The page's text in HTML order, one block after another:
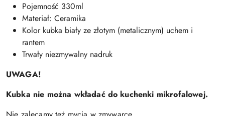
Pojemność 330ml
Materiał: Ceramika
Kolor kubka biały ze złotym (metalicznym) uchem i
rantem
Trwały niezmywalny nadruk
UWAGA!
Kubka nie można wkładać do kuchenki mikrofalowej.